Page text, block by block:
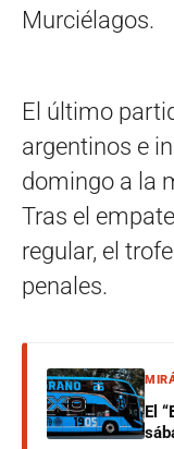
Murciélagos.
El último
argentinos e
domingo a la
Tras el
regular, el
penales.
El